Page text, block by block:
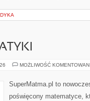
MOŻLIWOŚĆ
SuperMatma.pl to
poświęcony matematyce,